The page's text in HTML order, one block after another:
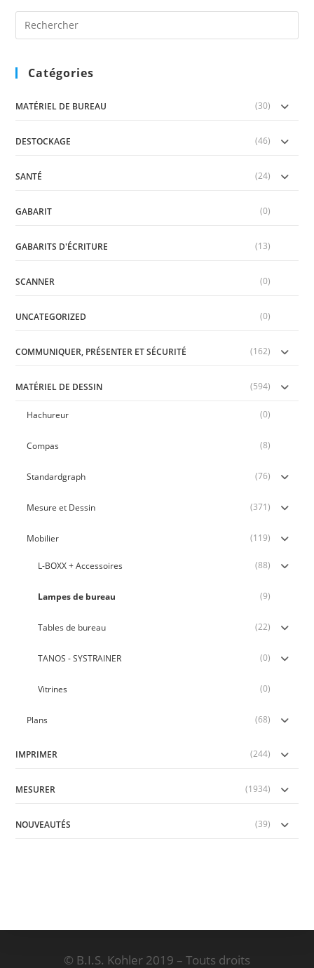
Catégories
MATÉRIEL DE BUREAU (30)
DESTOCKAGE (46)
SANTÉ (24)
GABARIT (0)
GABARITS D'ÉCRITURE (13)
SCANNER (0)
UNCATEGORIZED (0)
COMMUNIQUER, PRÉSENTER ET SÉCURITÉ (162)
MATÉRIEL DE DESSIN (594)
Hachureur (0)
Compas (8)
Standardgraph (76)
Mesure et Dessin (371)
Mobilier (119)
L-BOXX + Accessoires (88)
Lampes de bureau (9)
Tables de bureau (22)
TANOS - SYSTRAINER (0)
Vitrines (0)
Plans (68)
IMPRIMER (244)
MESURER (1934)
NOUVEAUTÉS (39)
© B.I.S. Kohler 2019 – Touts droits